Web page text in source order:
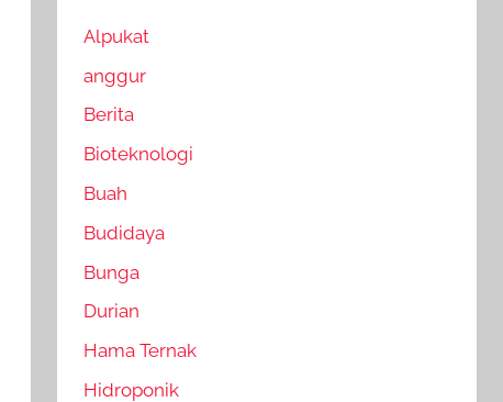
Alpukat
anggur
Berita
Bioteknologi
Buah
Budidaya
Bunga
Durian
Hama Ternak
Hidroponik